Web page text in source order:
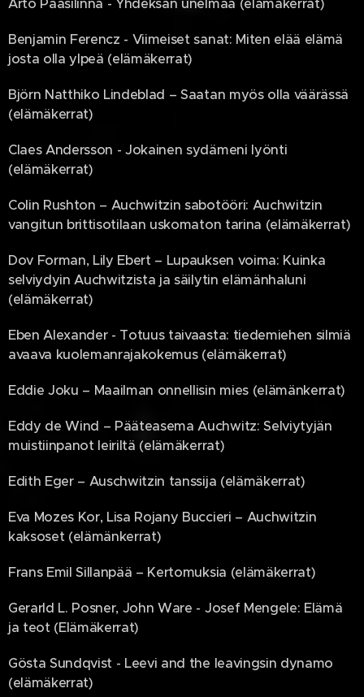
Arto Paasilinna - Yhdeksän unelmaa (elämäkerrat)
Benjamin Ferencz - Viimeiset sanat: Miten elää elämä
josta olla ylpeä (elämäkerrat)
Björn Natthiko Lindeblad – Saatan myös olla väärässä
(elämäkerrat)
Claes Andersson - Jokainen sydämeni lyönti
(elämäkerrat)
Colin Rushton – Auchwitzin sabotööri: Auchwitzin
vangitun brittisotilaan uskomaton tarina (elämäkerrat)
Dov Forman, Lily Ebert – Lupauksen voima: Kuinka
selviydyin Auchwitzista ja säilytin elämänhaluni
(elämäkerrat)
Eben Alexander - Totuus taivaasta: tiedemiehen silmiä
avaava kuolemanrajakokemus (elämäkerrat)
Eddie Joku – Maailman onnellisin mies (elämänkerrat)
Eddy de Wind – Pääteasema Auchwitz: Selviytyjän
muistiinpanot leiriltä (elämäkerrat)
Edith Eger – Auschwitzin tanssija (elämäkerrat)
Eva Mozes Kor, Lisa Rojany Buccieri – Auchwitzin
kaksoset (elämänkerrat)
Frans Emil Sillanpää – Kertomuksia (elämäkerrat)
Gerarld L. Posner, John Ware - Josef Mengele: Elämä
ja teot (Elämäkerrat)
Gösta Sundqvist - Leevi and the leavingsin dynamo
(elämäkerrat)